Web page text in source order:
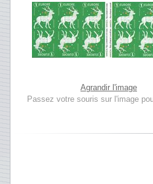
Agrandir l'image
Passez votre souris sur l'image